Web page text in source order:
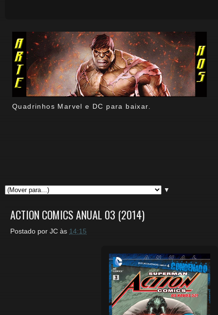
Quadrinhos Marvel e DC para baixar.
▼
ACTION COMICS ANUAL 03 (2014)
Postado por JC às 14:15